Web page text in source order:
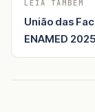
LEIA TAMBÉM
União das
ENAMED